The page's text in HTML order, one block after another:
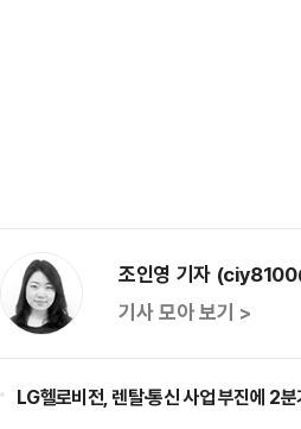
조인영 기자
기사 모아 보기 >
LG헬로비전, 렌탈·통신 사업 부진에 2